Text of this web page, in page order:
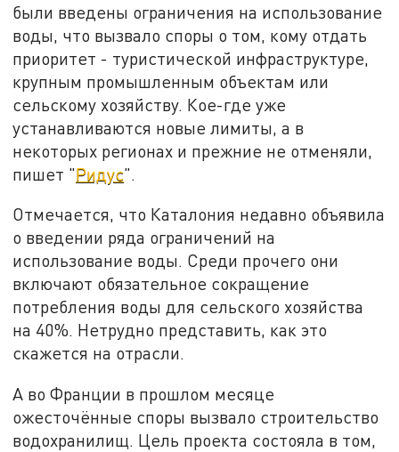
были введены ограничения на использование
воды, что вызвало споры о том, кому отдать
приоритет - туристической инфраструктуре,
крупным промышленным объектам или
сельскому хозяйству. Кое-где уже
устанавливаются новые лимиты, а в
некоторых регионах и прежние не отменяли,
пишет "Ридус".
Отмечается, что Каталония недавно объявила
о введении ряда ограничений на
использование воды. Среди прочего они
включают обязательное сокращение
потребления воды для сельского хозяйства
на 40%. Нетрудно представить, как это
скажется на отрасли.
А во Франции в прошлом месяце
ожесточённые споры вызвало строительство
водохранилищ. Цель проекта состояла в том,